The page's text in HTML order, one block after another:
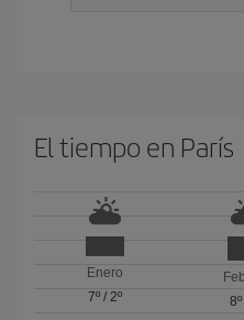
El tiempo en París
Enero
7º/ 2º
8º